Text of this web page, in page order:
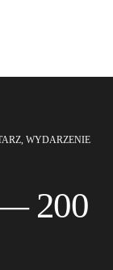
WYDARZENIE
200